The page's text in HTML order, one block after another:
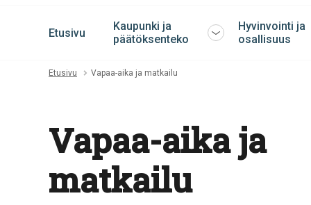
Etusivu
Kaupunki ja
päätöksenteko
Avaa
Hyvinvointi ja
osallisuus
Etusivu Vapaa-aika ja matkailu
Vapaa-aika ja
matkailu